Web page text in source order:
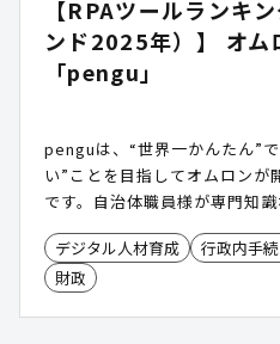
【RPAツールランキ
ンド2025年）】 オ
「pengu」
penguは、“世界一かんたん”
い”ことを目指してオムロンが
です。自治体職員様が専門知
動化できるよう、マンツーマ
用意。業務効率化・人材育成・
実現します。
デジタル人材育成 行政内手
財政